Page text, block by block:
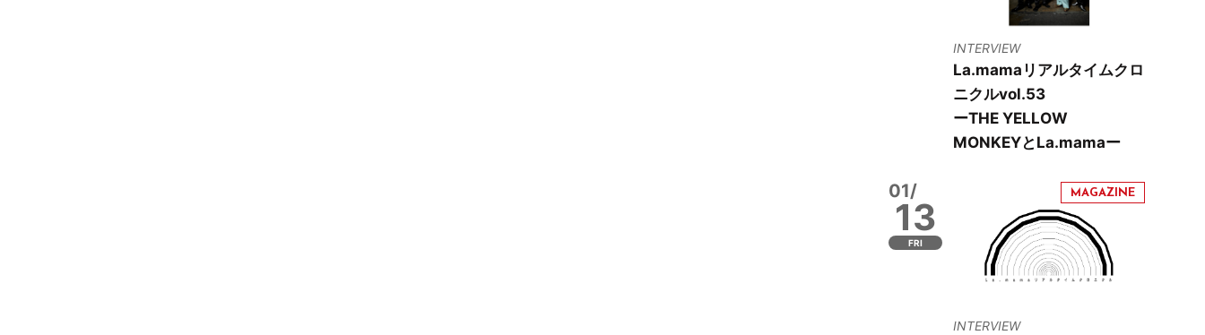
INTERVIEW
La.mamaリアルタイムクロ
ニクルvol.53
ーTHE YELLOW
MONKEYとLa.mamaー
01/
13
FRI
INTERVIEW